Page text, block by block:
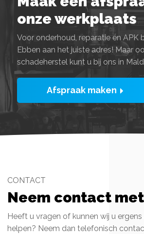
onze werkplaats
Voor onderhoud, reparatie én APK
Ebben aan het juiste adres! Maar
schadeherstel kunt u bij ons in
Afspraak maken
CONTACT
Neem contact
Heeft u vragen of kunnen wij u
helpen? Neem dan telefonisch